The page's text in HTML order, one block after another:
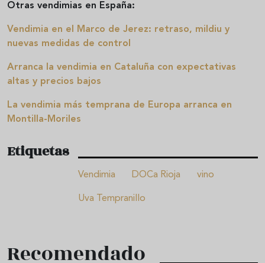
Otras vendimias en España:
Vendimia en el Marco de Jerez: retraso, mildiu y
nuevas medidas de control
Arranca la vendimia en Cataluña con expectativas
altas y precios bajos
La vendimia más temprana de Europa arranca en
Montilla-Moriles
Etiquetas
Vendimia DOCa Rioja vino
Uva Tempranillo
Recomendado